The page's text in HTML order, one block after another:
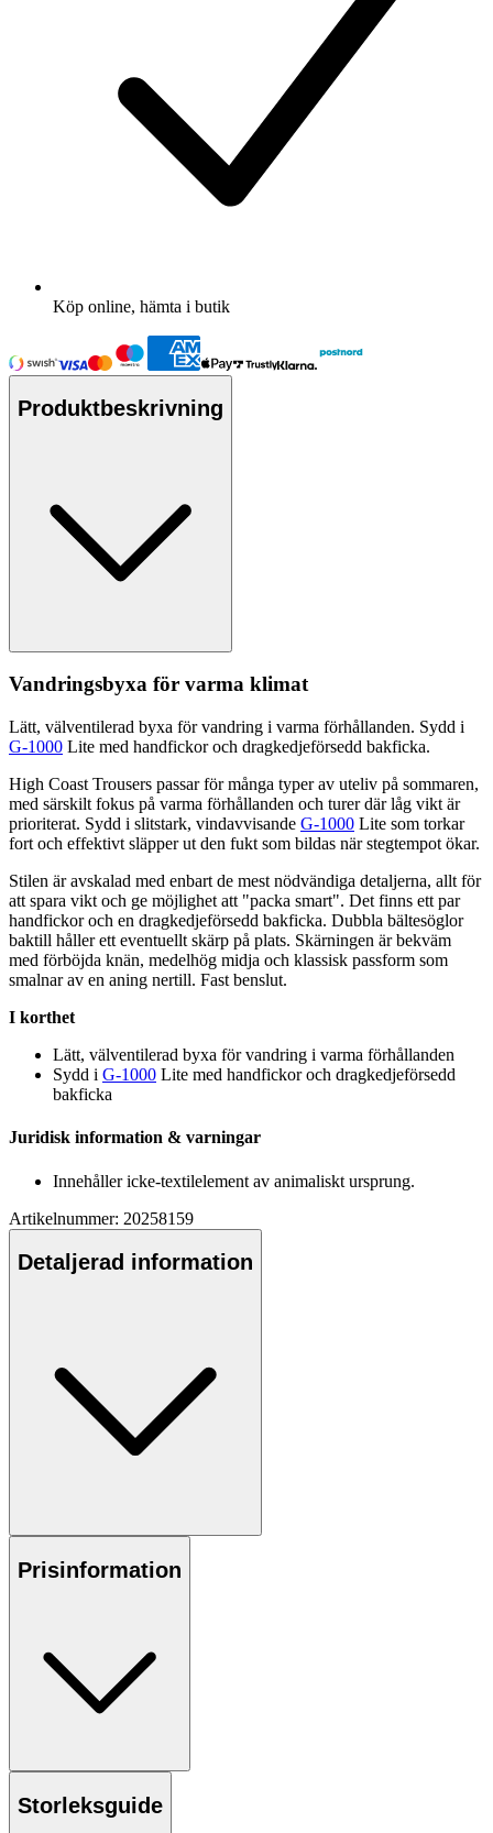
Köp online, hämta i butik
Produktbeskrivning
Vandringsbyxa för varma klimat
Lätt, välventilerad byxa för vandring i varma förhållanden. Sydd i
G-1000 Lite med handfickor och dragkedjeförsedd bakficka.
High Coast Trousers passar för många typer av uteliv på sommaren,
med särskilt fokus på varma förhållanden och turer där låg vikt är
prioriterat. Sydd i slitstark, vindavvisande G-1000 Lite som torkar
fort och effektivt släpper ut den fukt som bildas när stegtempot ökar.
Stilen är avskalad med enbart de mest nödvändiga detaljerna, allt för
att spara vikt och ge möjlighet att "packa smart". Det finns ett par
handfickor och en dragkedjeförsedd bakficka. Dubbla bältesöglor
baktill håller ett eventuellt skärp på plats. Skärningen är bekväm
med förböjda knän, medelhög midja och klassisk passform som
smalnar av en aning nertill. Fast benslut.
I korthet
Lätt, välventilerad byxa för vandring i varma förhållanden
Sydd i G-1000 Lite med handfickor och dragkedjeförsedd
bakficka
Juridisk information & varningar
Innehåller icke-textilelement av animaliskt ursprung.
Artikelnummer: 20258159
Detaljerad information
Prisinformation
Storleksguide